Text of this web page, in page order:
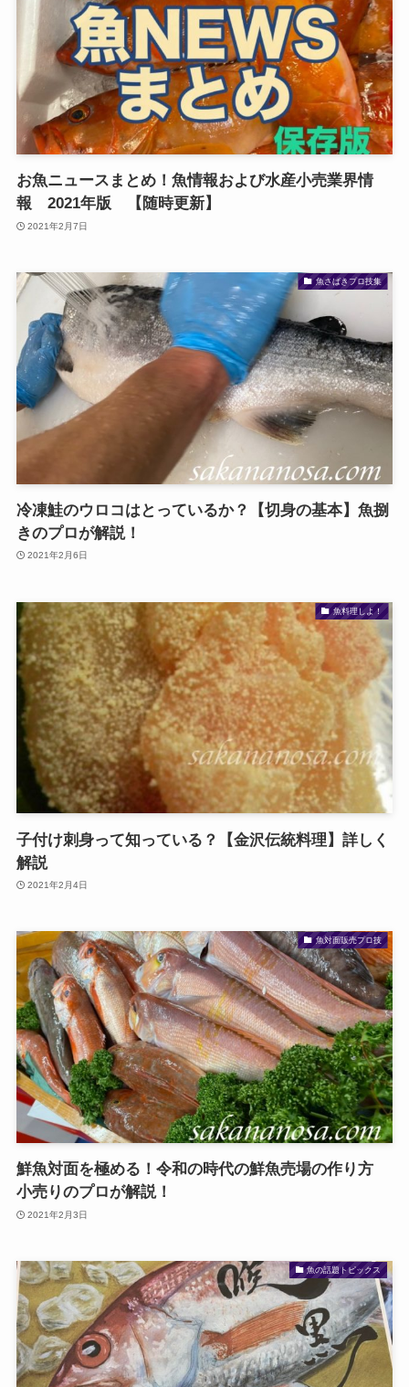
お魚ニュースまとめ！魚情報および水産小売業界情
報 2021年版 【随時更新】
2021年2月7日
魚さばきプロ技集
冷凍鮭のウロコはとっているか？【切身の基本】魚捌
きのプロが解説！
2021年2月6日
魚料理しよ！
子付け刺身って知っている？【金沢伝統料理】詳しく
解説
2021年2月4日
魚対面販売プロ技
鮮魚対面を極める！令和の時代の鮮魚売場の作り方
小売りのプロが解説！
2021年2月3日
魚の話題トピックス